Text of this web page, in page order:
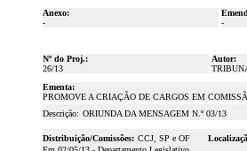
Anexo:
-
-
Nº do Proj.:
26/13
Autor:
Ementa:
PROMOVE A CRIAÇÃO DE CARGOS EM
Descrição: ORIUNDA DA MENSAGEM N.º 03/13
Distribuição/Comissões: CCJ, SP e OF